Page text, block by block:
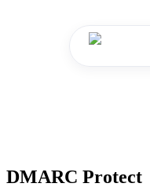
DMARC Protect